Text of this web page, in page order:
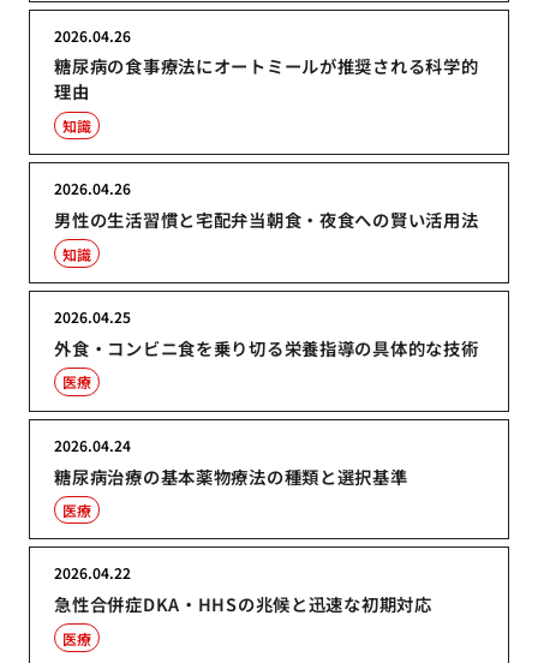
糖尿病の食事療法にオートミールが推奨される科学的
理由
2026.04.26
知識
男性の生活習慣と宅配弁当朝食・夜食への賢い活用法
2026.04.26
知識
外食・コンビニ食を乗り切る栄養指導の具体的な技術
2026.04.25
医療
糖尿病治療の基本薬物療法の種類と選択基準
2026.04.24
医療
急性合併症DKA・HHSの兆候と迅速な初期対応
2026.04.22
医療